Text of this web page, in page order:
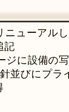
ニューアル
記
ジに設備の
並びにプラ